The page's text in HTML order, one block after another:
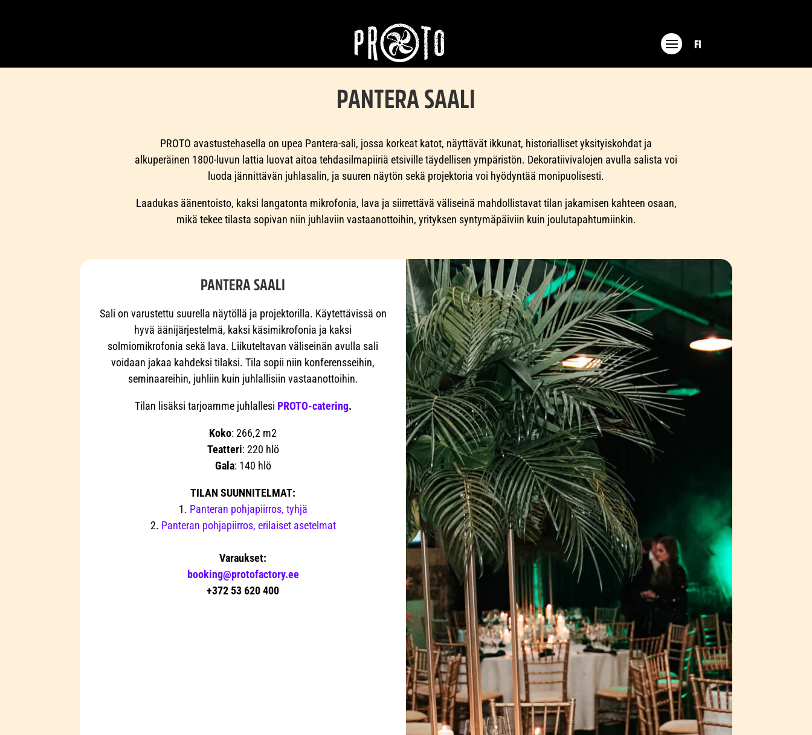
FI
PANTERA SAALI
PROTO avastustehasella on upea Pantera-sali, jossa korkeat katot, näyttävät ikkunat, historialliset yksityiskohdat ja
alkuperäinen 1800-luvun lattia luovat aitoa tehdasilmapiiriä etsiville täydellisen ympäristön. Dekoratiivivalojen avulla salista voi
luoda jännittävän juhlasalin, ja suuren näytön sekä projektoria voi hyödyntää monipuolisesti.
Laadukas äänentoisto, kaksi langatonta mikrofonia, lava ja siirrettävä väliseinä mahdollistavat tilan jakamisen kahteen osaan,
mikä tekee tilasta sopivan niin juhlaviin vastaanottoihin, yrityksen syntymäpäiviin kuin joulutapahtumiinkin.
PANTERA SAALI
Sali on varustettu suurella näytöllä ja projektorilla. Käytettävissä on
hyvä äänijärjestelmä, kaksi käsimikrofonia ja kaksi
solmiomikrofonia sekä lava. Liikuteltavan väliseinän avulla sali
voidaan jakaa kahdeksi tilaksi. Tila sopii niin konferensseihin,
seminaareihin, juhliin kuin juhlallisiin vastaanottoihin.
Tilan lisäksi tarjoamme juhlallesi PROTO-catering.
Koko: 266,2 m2
Teatteri: 220 hlö
Gala: 140 hlö
TILAN SUUNNITELMAT:
1. Panteran pohjapiirros, tyhjä
2. Panteran pohjapiirros, erilaiset asetelmat
Varaukset:
booking@protofactory.ee
+372 53 620 400